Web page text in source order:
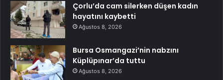
Çorlu’da cam silerken düşen kadın
hayatını kaybetti
Ağustos 8, 2026
Bursa Osmangazi’nin nabzını
Küplüpınar’da tuttu
Ağustos 8, 2026